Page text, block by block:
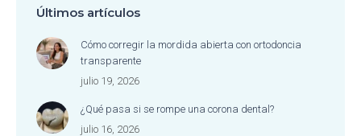
Últimos artículos
Cómo corregir la mordida abierta con ortodoncia
transparente
julio 19, 2026
¿Qué pasa si se rompe una corona dental?
julio 16, 2026